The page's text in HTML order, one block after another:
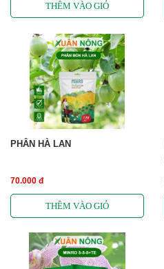
PHÂN HÀ LAN
70.000 đ